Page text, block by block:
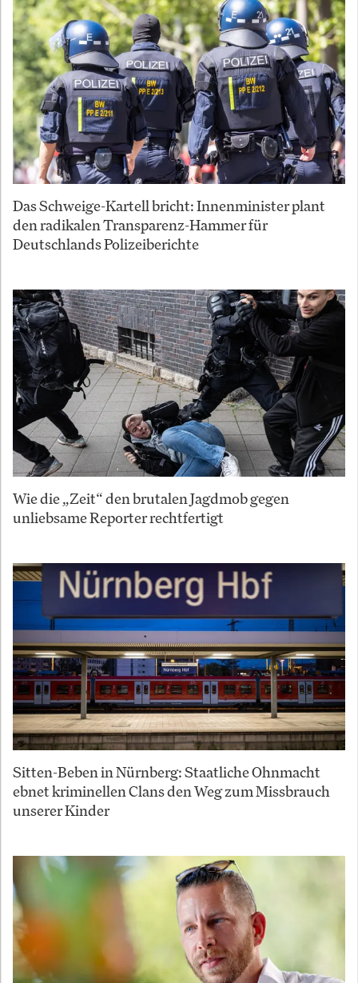
Das Schweige-Kartell bricht: Innenminister plant
den radikalen Transparenz-Hammer für
Deutschlands Polizeiberichte
Wie die „Zeit“ den brutalen Jagdmob gegen
unliebsame Reporter rechtfertigt
Sitten-Beben in Nürnberg: Staatliche Ohnmacht
ebnet kriminellen Clans den Weg zum Missbrauch
unserer Kinder